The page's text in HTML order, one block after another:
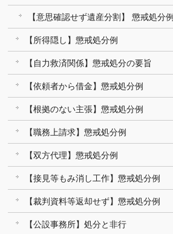
【意思確認せず遺産分割】 懲戒処分例
【所得隠し】懲戒処分例
【自力救済関係】懲戒処分の要旨
【依頼者から借金】懲戒処分例
【根拠のない主張】懲戒処分例
【職務上請求】懲戒処分例
【双方代理】懲戒処分例
【接見等もみ消し工作】懲戒処分例
【裁判資料等返却せず】懲戒処分例
【公設事務所】処分と非行